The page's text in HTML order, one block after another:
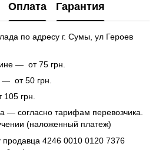
Оплата Гарантия
по адресу г. Сумы, ул Героев
— от 75 грн.
— от 50 грн.
грн.
— согласно тарифам перевозчика.
(наложенный платеж)
продавца 4246 0010 0120 7376